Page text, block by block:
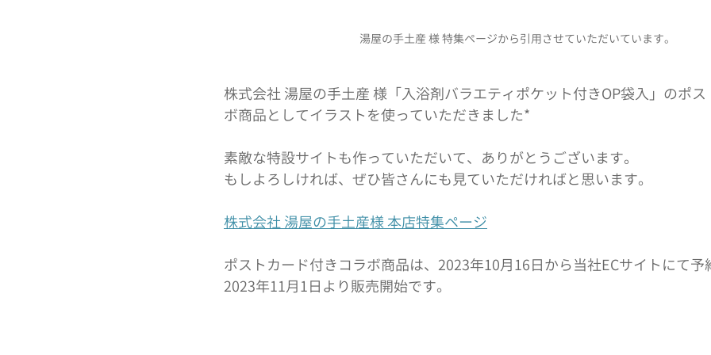
湯屋の手土産 様 特集ページから引用させていただいています。
株式会社 湯屋の手土産 様「入浴剤バラエティポケット付きOP袋入」のポ
ボ商品としてイラストを使っていただきました*
素敵な特設サイトも作っていただいて、ありがとうございます。
もしよろしければ、ぜひ皆さんにも見ていただければと思います。
株式会社 湯屋の手土産様 本店特集ページ
ポストカード付きコラボ商品は、2023年10月16日から当社ECサイトにて予
2023年11月1日より販売開始です。